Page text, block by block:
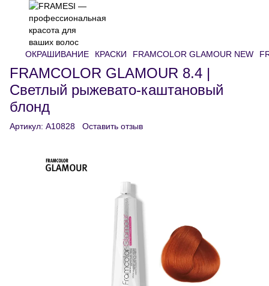
ОКРАШИВАНИЕ КРАСКИ FRAMCOLOR GLAMOUR NEW
FRAMCOLOR GLAMOUR 8.4 |
Светлый рыжевато-каштановый
блонд
Артикул: A10828 Оставить отзыв